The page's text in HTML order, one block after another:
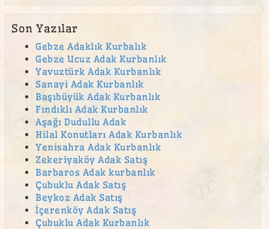
Son Yazılar
Gebze Adaklık Kurbalık
Gebze Ucuz Adak Kurbanlık
Yavuztürk Adak Kurbanlık
Sanayi Adak Kurbanlık
Başıbüyük Adak Kurbanlık
Fındıklı Adak Kurbanlık
Aşağı Dudullu Adak
Hilal Konutları Adak Kurbanlık
Yenisahra Adak Kurbanlık
Zekeriyaköy Adak Satış
Barbaros Adak kurbanlık
Çubuklu Adak Satış
Beykoz Adak Satış
İçerenköy Adak Satış
Çubuklu Adak Kurbanlık